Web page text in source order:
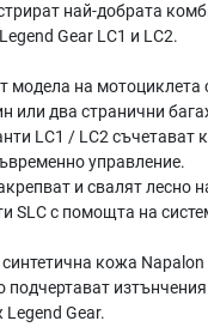
най-добрата
Gear LC1 и LC2.
модела на мотоциклета
или два странични
LC1 / LC2 съчетават
управление.
и свалят лесно
SLC с помощта на
кожа Napalon
подчертават
Gear.